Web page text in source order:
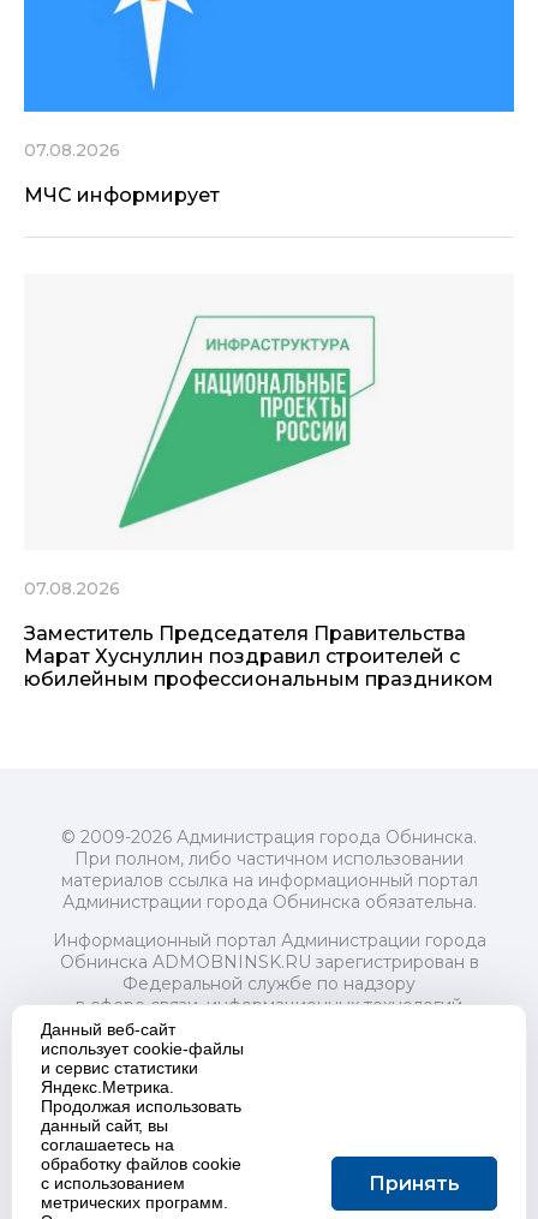
07.08.2026
МЧС информирует
07.08.2026
Заместитель Председателя Правительства
Марат Хуснуллин поздравил строителей с
юбилейным профессиональным праздником
© 2009-2026 Администрация города Обнинска.
При полном, либо частичном использовании
материалов ссылка на информационный портал
Администрации города Обнинска обязательна.
Информационный портал Администрации города
Обнинска ADMOBNINSK.RU зарегистрирован в
Федеральной службе по надзору
в сфере связи, информационных технологий
и массовых коммуникаций (Роскомнадзор) 24 июля
2018 года.
Свидетельство о регистрации Эл № ФС77-73321
Учредитель: Администрация (исполнительно-
распорядительный орган) городского округа "Город
Обнинск". Главный редактор: Байкова Е.А.
Адрес электронной почты Редакции:
redactor@admobninsk.ru
Данный веб-сайт
использует cookie-файлы
и сервис статистики
Яндекс.Метрика.
Продолжая использовать
данный сайт, вы
соглашаетесь на
обработку файлов cookie
с использованием
метрических программ.
Принять